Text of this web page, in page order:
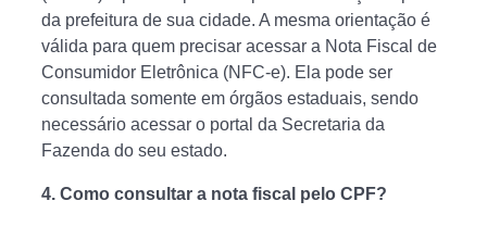
da prefeitura de sua cidade. A mesma orientação é
válida para quem precisar acessar a Nota Fiscal de
Consumidor Eletrônica (NFC-e). Ela pode ser
consultada somente em órgãos estaduais, sendo
necessário acessar o portal da Secretaria da
Fazenda do seu estado.
4. Como consultar a nota fiscal pelo CPF?